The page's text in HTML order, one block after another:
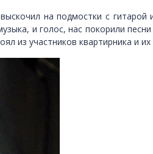
на подмостки с гитарой
и голос, нас покорили
из участников квартирника и их